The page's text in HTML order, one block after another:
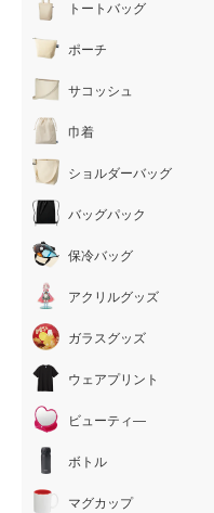
トートバッグ
ポーチ
サコッシュ
巾着
ショルダーバッグ
バッグパック
保冷バッグ
アクリルグッズ
ガラスグッズ
ウェアプリント
ビューティ―
ボトル
マグカップ